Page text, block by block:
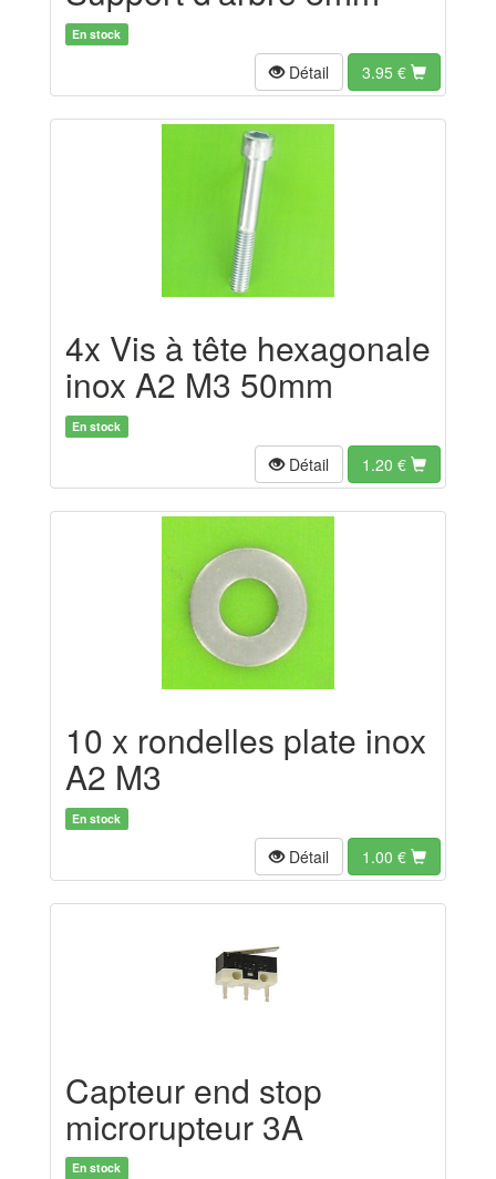
En stock
Détail 3.95 €
4x Vis à tête hexagonale
inox A2 M3 50mm
En stock
Détail 1.20 €
10 x rondelles plate inox
A2 M3
En stock
Détail 1.00 €
Capteur end stop
microrupteur 3A
En stock